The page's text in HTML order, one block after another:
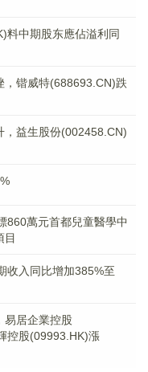
料中期股东應佔溢利同
，锴威特(688693.CN)跌
，益生股份(002458.CN)
860萬元首都兒童醫學中
目
收入同比增加385%至
易居企業控股
控股(09993.HK)漲